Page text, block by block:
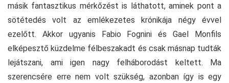
másik fantasztikus mérkőzést is láthatott, aminek pont a
sötétedés volt az emlékezetes krónikája négy évvel
ezelőtt. Akkor ugyanis Fabio Fognini és Gael Monfils
elképesztő küzdelme félbeszakadt és csak másnap tudták
lejátszani, ami igen nagy felháborodást keltett. Ma
szerencsére erre nem volt szükség, azonban így is egy